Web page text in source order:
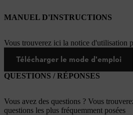
MANUEL D'INSTRUCTIONS
Vous trouverez ici la notice d'utilisation
Télécharger le mode d'emploi
QUESTIONS / RÉPONSES
Vous avez des questions ? Vous
questions les plus fréquemment posées